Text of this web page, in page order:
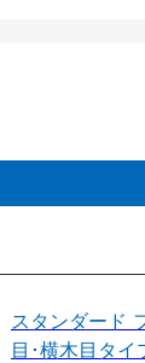
スタンダード
目･横木目タイ